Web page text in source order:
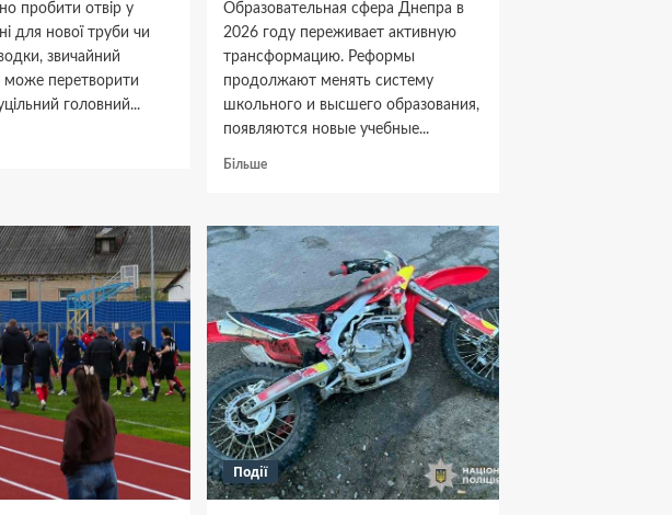
пробити отвір у
для нової труби чи
звичайний
може перетворити
головний...
Образовательная сфера Днепра в
2026 году переживает активную
трансформацию. Реформы
продолжают менять систему
школьного и высшего образования,
появляются новые учебные...
БільшеДокладніше
новости
Днепра
школы,
университеты,
новые
программы
Події